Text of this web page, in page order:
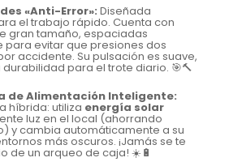
«Anti-Error»: Diseñada
el trabajo rápido. Cuenta con
gran tamaño, espaciadas
evitar que presiones dos
accidente. Su pulsación es suave,
para el trote diario. 🎯🔨
de Alimentación Inteligente:
híbrida: utiliza energía solar
luz en el local (ahorrando
y cambia automáticamente a su
más oscuros. ¡Jamás se te
de un arqueo de caja! ☀️🔋